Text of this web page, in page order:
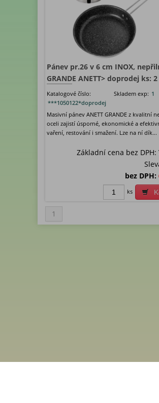
Pánev pr.26 v 6 cm INOX,
GRANDE ANETT> doprodej ks: 2
Katalogové číslo:
***1050122*doprodej
Skladem exp: 1
Masivní pánev ANETT GRANDE z kvalitní
oceli zajistí úsporné, ekonomické a
vaření, restování i smažení. Lze na ní dík...
Základní cena bez DPH:
bez DPH:
ks
1